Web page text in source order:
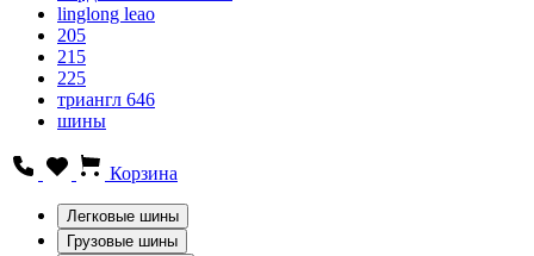
linglong leao
205
215
225
триангл 646
шины
Корзина
Легковые шины
Грузовые шины